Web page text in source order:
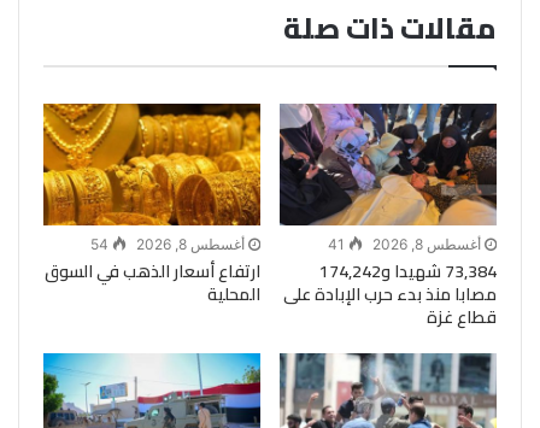
مقالات ذات صلة
أغسطس 8, 2026 41
73,384 شهيدا و174,242
مصابا منذ بدء حرب الإبادة على
قطاع غزة
أغسطس 8, 2026 54
ارتفاع أسعار الذهب في السوق
المحلية